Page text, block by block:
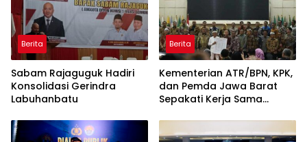
Berita
Sabam Rajaguguk Hadiri
Konsolidasi Gerindra
Labuhanbatu
Berita
Kementerian ATR/BPN, KPK,
dan Pemda Jawa Barat
Sepakati Kerja Sama
Korupsi serta Penguatan
Ekonomi Daerah